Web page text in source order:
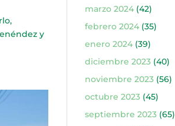
y
marzo 2024(42)
febrero 2024(35)
enero 2024(39)
diciembre 2023(40)
noviembre 2023(56)
octubre 2023(45)
septiembre 2023(65)